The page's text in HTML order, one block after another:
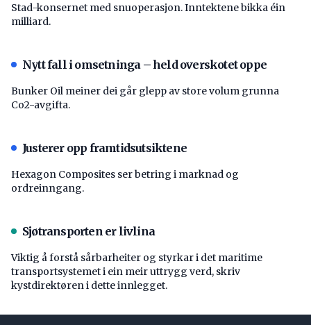
Stad-konsernet med snuoperasjon. Inntektene bikka éin
milliard.
Nytt fall i omsetninga – held overskotet oppe
Bunker Oil meiner dei går glepp av store volum grunna
Co2-avgifta.
Justerer opp framtidsutsiktene
Hexagon Composites ser betring i marknad og
ordreinngang.
Sjøtransporten er livlina
Viktig å forstå ­sårbarheiter og styrkar i det maritime
transport­systemet i ein meir uttrygg verd, skriv
kystdirektøren i dette innlegget.